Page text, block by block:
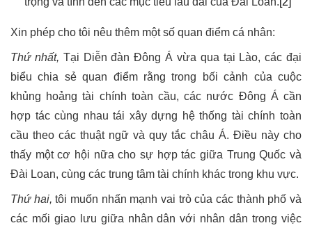
Xin phép cho tôi nêu thêm một số quan điểm cá nhân:
Thứ nhất, Tại Diễn đàn Đông Á vừa qua tại Lào, các đại
biểu chia sẻ quan điểm rằng trong bối cảnh của cuộc
khủng hoảng tài chính toàn cầu, các nước Đông Á cần
hợp tác cùng nhau tái xây dựng hệ thống tài chính toàn
cầu theo các thuật ngữ và quy tắc châu Á. Điều này cho
thấy một cơ hội nữa cho sự hợp tác giữa Trung Quốc và
Đài Loan, cùng các trung tâm tài chính khác trong khu vực.
Thứ hai,tôi muốn nhấn mạnh vai trò của các thành phố và
các mối giao lưu giữa nhân dân với nhân dân trong việc